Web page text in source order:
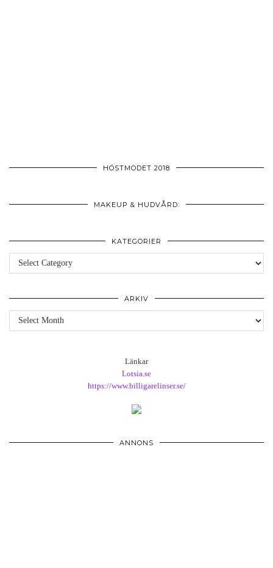
HÖSTMODET 2018
MAKEUP & HUDVÅRD:
KATEGORIER
Kategorier
ARKIV
Arkiv
Länkar
Lotsia.se
https://www.billigarelinser.se/
ANNONS